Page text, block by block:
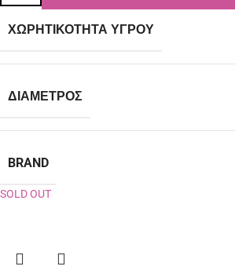
ΧΩΡΗΤΙΚΌΤΗΤΑ ΥΓΡΟΎ
ΔΙΆΜΕΤΡΟΣ
BRAND
SOLD OUT